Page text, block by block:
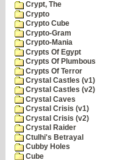
Crypt, The
Crypto
Crypto Cube
Crypto-Gram
Crypto-Mania
Crypts Of Egypt
Crypts Of Plumbous
Crypts Of Terror
Crystal Castles (v1)
Crystal Castles (v2)
Crystal Caves
Crystal Crisis (v1)
Crystal Crisis (v2)
Crystal Raider
Ctulhi's Betrayal
Cubby Holes
Cube